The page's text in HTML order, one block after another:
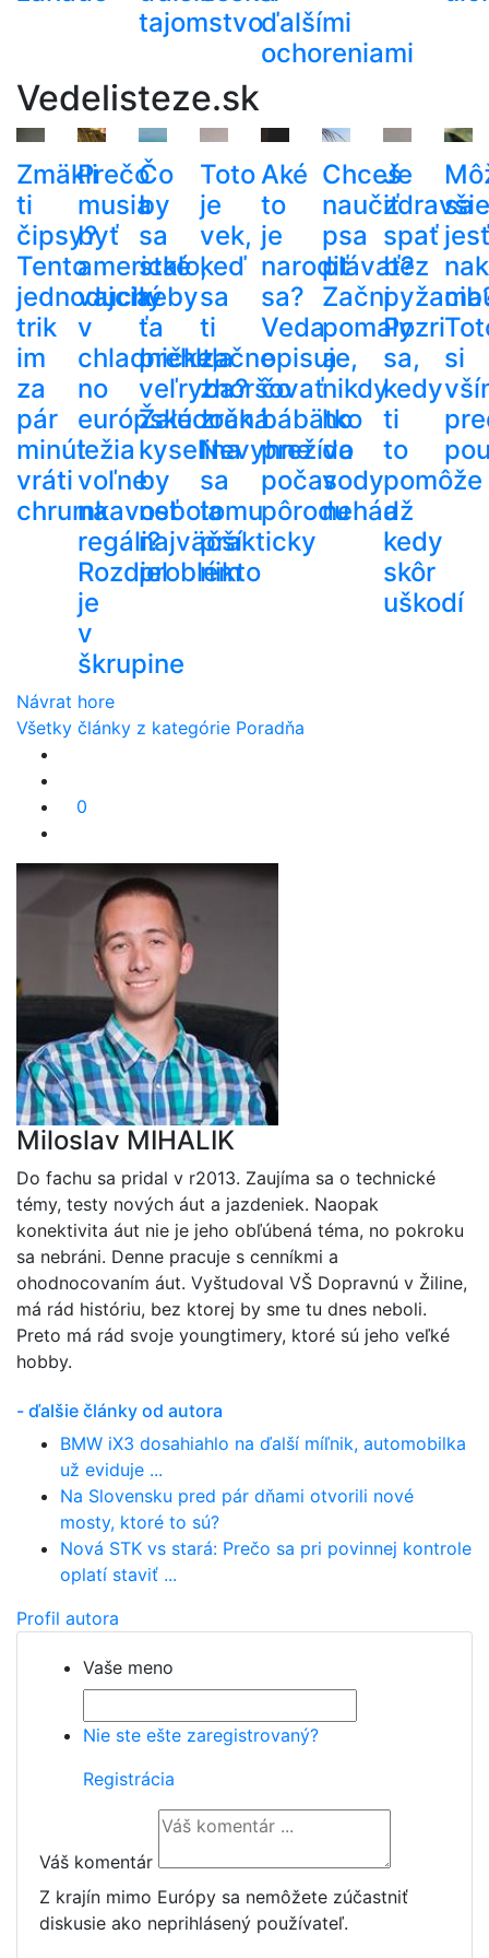
tajomstvoďalšími
ochoreniami
Vedelisteze.sk
Zmäkli
ti
čipsy?
Tento
jednoduchý
trik
im
za
pár
minút
vráti
chrumkavosť
Prečo
musia
byť
americké
vajcia
v
chladničke,
no
európske
ležia
voľne
na
regáli?
Rozdiel
je
v
škrupine
Čo
by
sa
stalo,
keby
ťa
prehltla
veľryba?
Žalúdočná
kyselina
by
nebola
najväčší
problém
Toto
je
vek,
keď
sa
ti
začne
zhoršovať
zrak.
Nevyhne
sa
tomu
prakticky
nikto
Aké
to
je
narodiť
sa?
Veda
opisuje,
čo
bábätko
prežíva
počas
pôrodu
Chceš
naučiť
psa
plávať?
Začni
pomaly
a
nikdy
ho
do
vody
nehádž
Je
zdravšie
spať
bez
Pozri
sa,
kedy
ti
to
pomôže
a
kedy
skôr
uškodí
sa
jesť
si
Návrat hore
Všetky články z kategórie Poradňa
0
Miloslav MIHALIK
Do fachu sa pridal v r2013. Zaujíma sa o technické
témy, testy nových áut a jazdeniek. Naopak
konektivita áut nie je jeho obľúbená téma, no pokroku
sa nebráni. Denne pracuje s cenníkmi a
ohodnocovaním áut. Vyštudoval VŠ Dopravnú v Žiline,
má rád históriu, bez ktorej by sme tu dnes neboli.
Preto má rád svoje youngtimery, ktoré sú jeho veľké
hobby.
- ďalšie články od autora
BMW iX3 dosahiahlo na ďalší míľnik, automobilka
už eviduje ...
Na Slovensku pred pár dňami otvorili nové
mosty, ktoré to sú?
Nová STK vs stará: Prečo sa pri povinnej kontrole
oplatí staviť ...
Profil autora
Vaše meno
Nie ste ešte zaregistrovaný?
Registrácia
Váš komentár
Z krajín mimo Európy sa nemôžete zúčastniť
diskusie ako neprihlásený používateľ.